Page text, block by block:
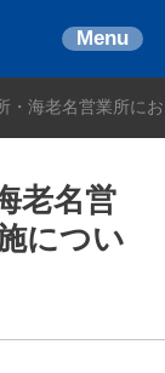
Menu
・海老名営業所に
老名営
につい